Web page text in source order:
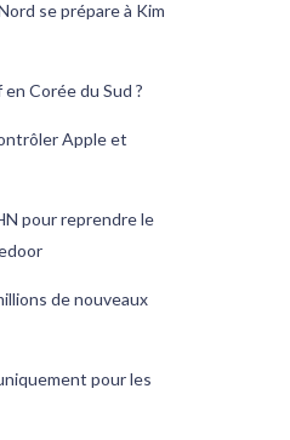
se prépare à Kim
Corée du Sud ?
Apple et
pour reprendre le
de nouveaux
pour les